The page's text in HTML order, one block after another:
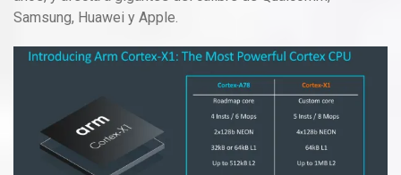
Samsung, Huawei y Apple.